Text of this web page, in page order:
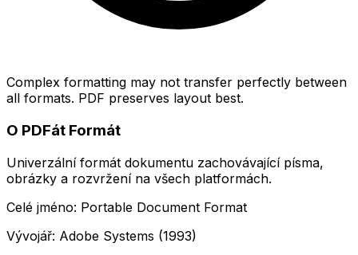
Complex formatting may not transfer perfectly between
all formats. PDF preserves layout best.
O PDFát Formát
Univerzální formát dokumentu zachovávající písma,
obrázky a rozvržení na všech platformách.
Celé jméno: Portable Document Format
Vývojář: Adobe Systems (1993)